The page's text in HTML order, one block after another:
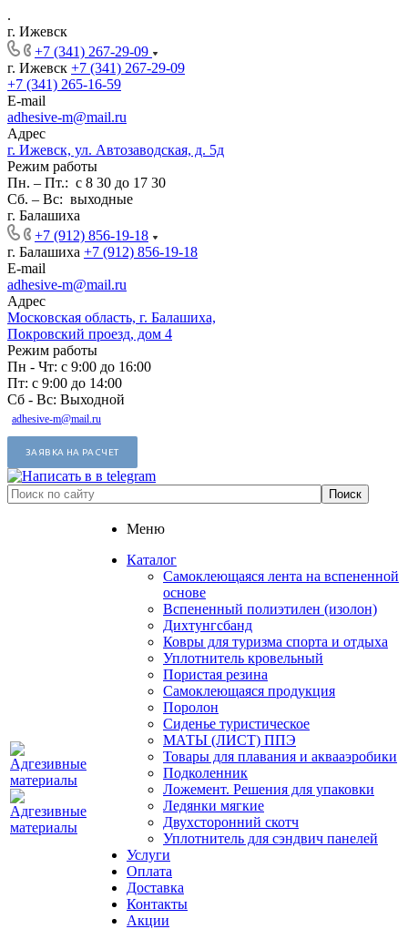
.
г. Ижевск
+7 (341) 267-29-09
г. Ижевск +7 (341) 267-29-09
+7 (341) 265-16-59
E-mail
adhesive-m@mail.ru
Адрес
г. Ижевск, ул. Автозаводская, д. 5д
Режим работы
Пн. – Пт.: с 8 30 до 17 30
Сб. – Вс: выходные
г. Балашиха
+7 (912) 856-19-18
г. Балашиха +7 (912) 856-19-18
E-mail
adhesive-m@mail.ru
Адрес
Московская область, г. Балашиха,
Покровский проезд, дом 4
Режим работы
Пн - Чт: с 9:00 до 16:00
Пт: с 9:00 до 14:00
Сб - Вс: Выходной
adhesive-m@mail.ru
ЗАЯВКА НА РАСЧЕТ
Меню
Каталог
Самоклеющаяся лента на вспененной
основе
Вспененный полиэтилен (изолон)
Дихтунгсбанд
Ковры для туризма спорта и отдыха
Уплотнитель кровельный
Пористая резина
Самоклеющаяся продукция
Поролон
Сиденье туристическое
МАТЫ (ЛИСТ) ППЭ
Товары для плавания и аквааэробики
Подколенник
Ложемент. Решения для упаковки
Ледянки мягкие
Двухсторонний скотч
Уплотнитель для сэндвич панелей
Услуги
Оплата
Доставка
Контакты
Акции